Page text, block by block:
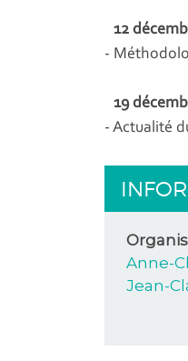
12
-
19
- Actualité
Anne-
Jean-